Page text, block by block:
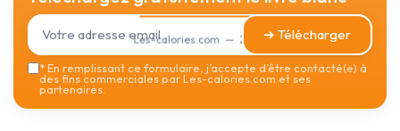
Les-calories.com — 2026➔ Télécharger
*En remplissant ce formulaire, j’accepte d’être contacté(e) à
des fins commerciales par Les-calories.com et ses
partenaires.